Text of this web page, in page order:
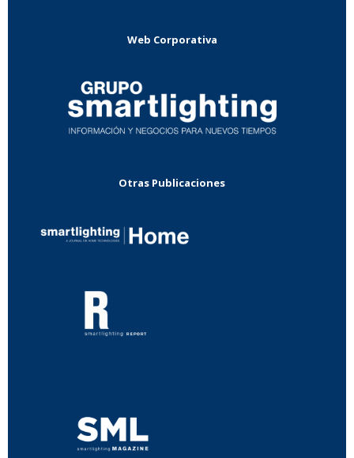
Web Corporativa
Otras Publicaciones